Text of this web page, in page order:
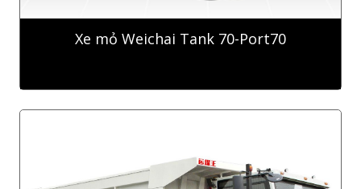
Xe mỏ Weichai Tank 70-Port70